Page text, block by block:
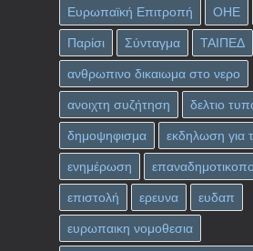
Ευρωπαϊκή Επιτροπή ΟΗΕ
Παρίσι Σύνταγμα ΤΑΙΠΕΔ
ανθρωπινο δικαιωμα στο νερο
ανοιχτη συζήτηση δελτιο
δημοψηφισμα εκδηλωση για
ενημέρωση
επιστολή ερευνα ευδαπ
ευρωπαικη νομοθεσια